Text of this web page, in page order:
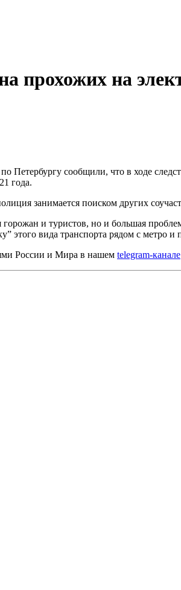
прохожих на
сообщили, что в ходе
года.
занимается поиском других
и туристов, но и большая
этого вида транспорта рядом с метро и
России и Мира в нашем telegram-канале